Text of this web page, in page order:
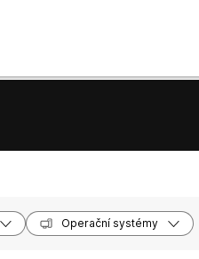
Operační systémy